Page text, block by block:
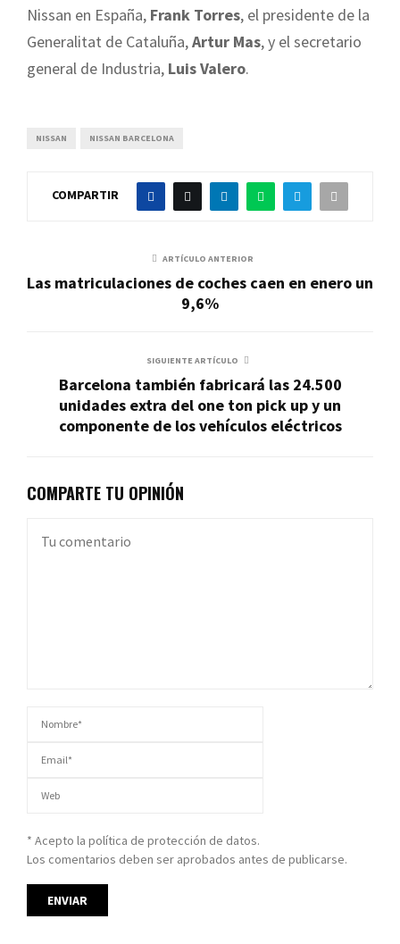
Nissan en España, Frank Torres, el presidente de la
Generalitat de Cataluña,Artur Mas, y el secretario
general de Industria, Luis Valero.
NISSAN NISSAN BARCELONA
COMPARTIR
ARTÍCULO ANTERIOR
Las matriculaciones de coches caen en enero un
9,6%
SIGUIENTE ARTÍCULO
Barcelona también fabricará las 24.500
unidades extra del one ton pick up y un
componente de los vehículos eléctricos
COMPARTE TU OPINIÓN
* Acepto la política de protección de datos.
Los comentarios deben ser aprobados antes de publicarse.